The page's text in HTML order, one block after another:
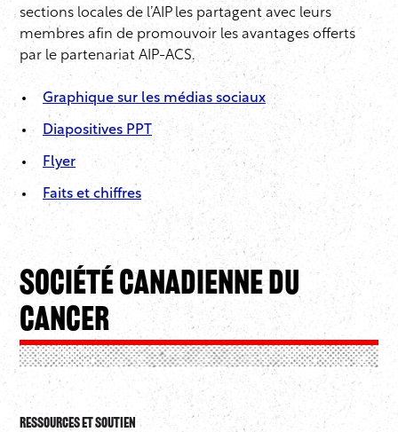
sections locales de l’AIP les partagent avec leurs
membres afin de promouvoir les avantages offerts
par le partenariat AIP-ACS.
Graphique sur les médias sociaux
Diapositives PPT
Flyer
Faits et chiffres
Société canadienne du
cancer
Ressources et soutien